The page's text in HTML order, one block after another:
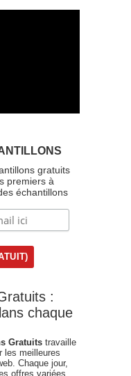
gratuits
premiers à
échantillons
:
chaque
Gratuits travaille
les meilleures
Chaque jour,
offres variées